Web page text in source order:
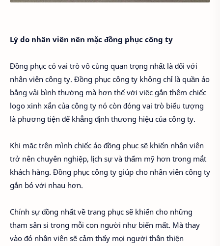
Lý do nhân viên nên mặc đồng phục công ty
Đồng phục có vai trò vô cùng quan trọng nhất là đối với
nhân viên công ty. Đồng phục công ty không chỉ là quần áo
bằng vải bình thường mà hơn thế với việc gắn thêm chiếc
logo xinh xắn của công ty nó còn đóng vai trò biểu tượng
là phương tiện để khẳng định thương hiệu của công ty.
Khi mặc trên mình chiếc áo đồng phục sẽ khiến nhân viên
trở nên chuyên nghiệp, lịch sự và thẩm mỹ hơn trong mắt
khách hàng. Đồng phục công ty giúp cho nhân viên công ty
gắn bó với nhau hơn.
Chính sự đồng nhất về trang phục sẽ khiến cho những
tham sân si trong mỗi con người như biến mất. Mà thay
vào đó nhân viên sẽ cảm thấy mọi người thân thiện